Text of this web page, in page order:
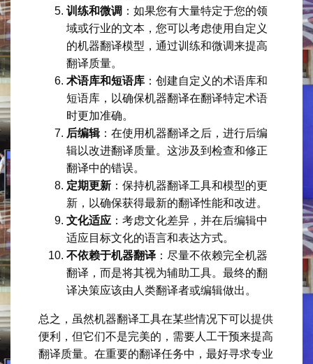
训练和微调 ：如果您有大量特定于您的领
域或行业的文本，您可以考虑使用自定义
的机器翻译模型，通过训练和微调来提高
翻译质量。
术语库和短语库 ：创建自定义的术语库和
短语库，以确保机器翻译在翻译特定术语
时更加准确。
后编辑：在使用机器翻译之后，进行后编
辑以改进翻译质量。这涉及到检查和修正
翻译中的错误。
定期更新 ：保持机器翻译工具和模型的更
新，以确保获得最新的翻译性能和改进。
文化适应 ：考虑文化差异，并在后编辑中
适应目标文化的语言和表达方式。
不依赖于机器翻译 ：尽量不依赖完全机器
翻译，而是将其视为辅助工具。最终的翻
译决策应该由人类翻译者或编辑做出。
总之，虽然机器翻译工具在某些情况下可以提供
便利，但它们不是完美的，需要人工干预来提高
翻译质量。在重要的翻译任务中，最好寻求专业